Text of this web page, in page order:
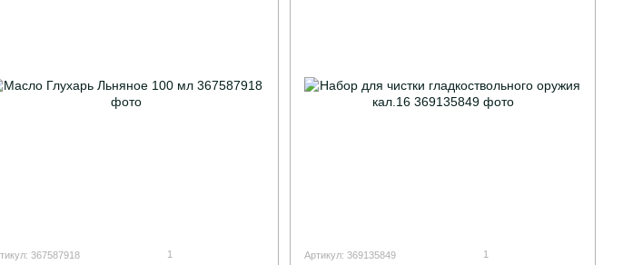
367587918 1 Артикул: 369135849 1